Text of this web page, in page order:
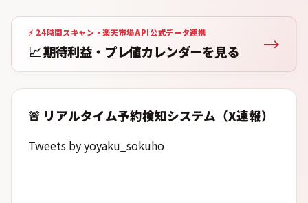
⚡ 24時間スキャン・楽天市場API公式データ連携
📈 期待利益・プレ値カレンダーを見る →
🚨 リアルタイム予約検知システム（X速報）
Tweets by yoyaku_sokuho